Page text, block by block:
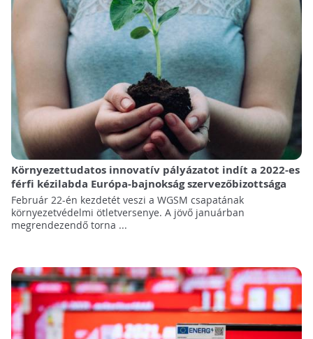
Környezettudatos innovatív pályázatot indít a 2022-es
férfi kézilabda Európa-bajnokság szervezőbizottsága
Február 22-én kezdetét veszi a WGSM csapatának
környezetvédelmi ötletversenye. A jövő januárban
megrendezendő torna ...